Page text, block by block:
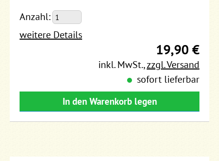
Anzahl:
weitere Details
19,90 €
inkl. MwSt.,zzgl. Versand
sofort lieferbar
In den Warenkorb legen